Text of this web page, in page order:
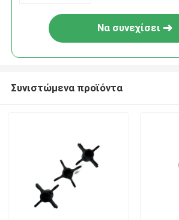
Να συνεχίσει
Συνιστώμενα προϊόντα